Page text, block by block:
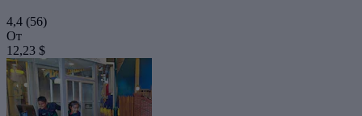
4,4 (56)
От
12,23 $